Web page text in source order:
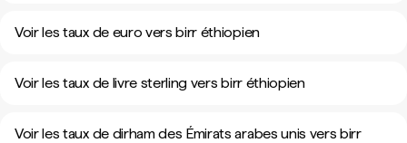
Voir les taux de euro vers birr éthiopien
Voir les taux de livre sterling vers birr éthiopien
Voir les taux de dirham des Émirats arabes unis vers birr